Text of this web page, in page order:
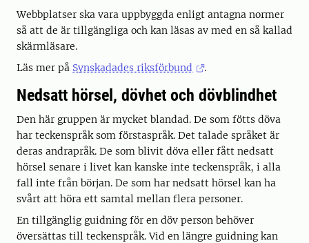
Webbplatser ska vara uppbyggda enligt antagna normer
så att de är tillgängliga och kan läsas av med en så kallad
skärmläsare.
Läs mer på Synskadades riksförbund .
Nedsatt hörsel, dövhet och dövblindhet
Den här gruppen är mycket blandad. De som fötts döva
har teckenspråk som förstaspråk. Det talade språket är
deras andrapråk. De som blivit döva eller fått nedsatt
hörsel senare i livet kan kanske inte teckenspråk, i alla
fall inte från början. De som har nedsatt hörsel kan ha
svårt att höra ett samtal mellan flera personer.
En tillgänglig guidning för en döv person behöver
översättas till teckenspråk. Vid en längre guidning kan